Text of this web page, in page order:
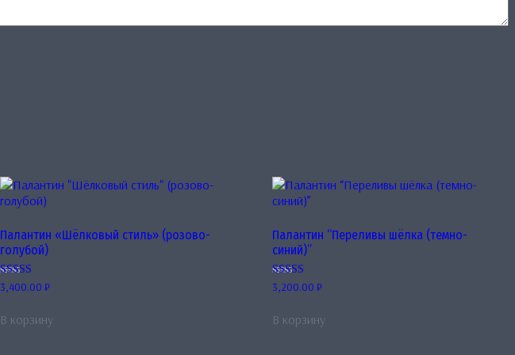
Палантин «Шёлковый стиль» (розово-
голубой)
Оценка
5.00
3,400.00 ₽
В корзину
Палантин “Переливы шёлка (темно-
синий)”
Оценка
5.00
3,200.00 ₽
В корзину